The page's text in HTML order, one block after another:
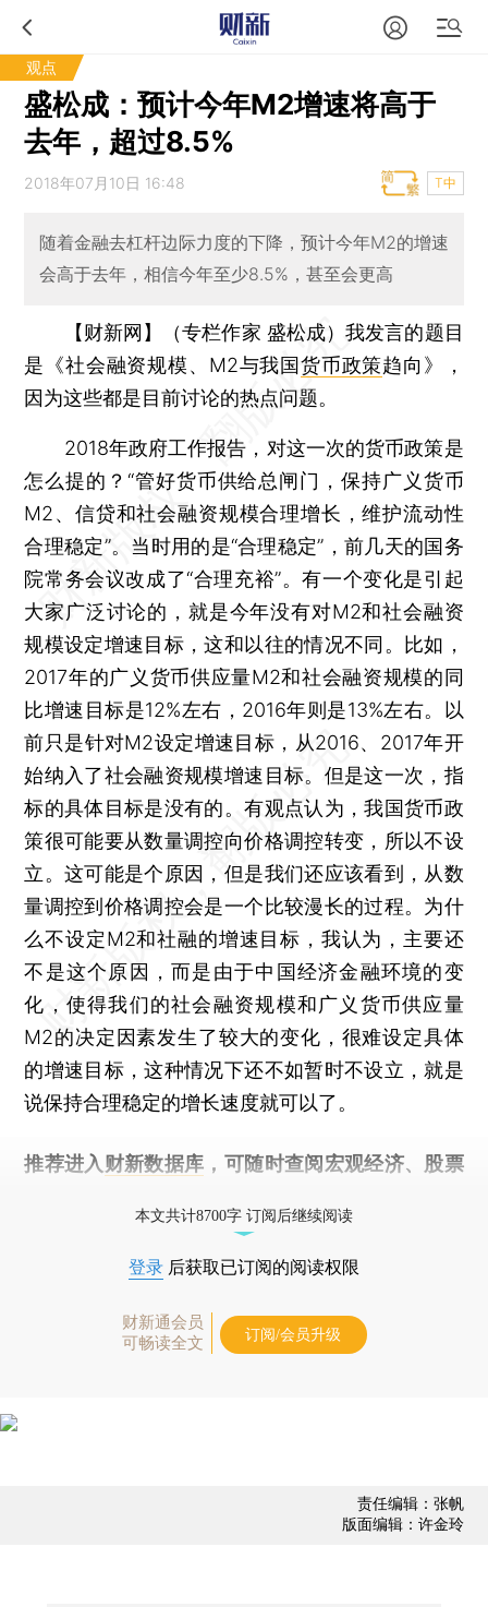
观点
盛松成：预计今年M2增速将高于
去年，超过8.5%
2018年07月10日 16:48 T中
随着金融去杠杆边际力度的下降，预计今年M2的增速
会高于去年，相信今年至少8.5%，甚至会更高
【财新网】（专栏作家 盛松成）我发言的题目
是《社会融资规模、M2与我国货币政策趋向》，
因为这些都是目前讨论的热点问题。
2018年政府工作报告，对这一次的货币政策是
怎么提的？“管好货币供给总闸门，保持广义货币
M2、信贷和社会融资规模合理增长，维护流动性
合理稳定”。当时用的是“合理稳定”，前几天的国务
院常务会议改成了“合理充裕”。有一个变化是引起
大家广泛讨论的，就是今年没有对M2和社会融资
规模设定增速目标，这和以往的情况不同。比如，
2017年的广义货币供应量M2和社会融资规模的同
比增速目标是12%左右，2016年则是13%左右。以
前只是针对M2设定增速目标，从2016、2017年开
始纳入了社会融资规模增速目标。但是这一次，指
标的具体目标是没有的。有观点认为，我国货币政
策很可能要从数量调控向价格调控转变，所以不设
立。这可能是个原因，但是我们还应该看到，从数
量调控到价格调控会是一个比较漫长的过程。为什
么不设定M2和社融的增速目标，我认为，主要还
不是这个原因，而是由于中国经济金融环境的变
化，使得我们的社会融资规模和广义货币供应量
M2的决定因素发生了较大的变化，很难设定具体
的增速目标，这种情况下还不如暂时不设立，就是
说保持合理稳定的增长速度就可以了。
推荐进入 财新数据库 ，可随时查阅宏观经济、股票
本文共计8700字 订阅后继续阅读
登录 后获取已订阅的阅读权限
财新通会员
可畅读全文
订阅/会员升级
责任编辑：张帆
版面编辑：许金玲